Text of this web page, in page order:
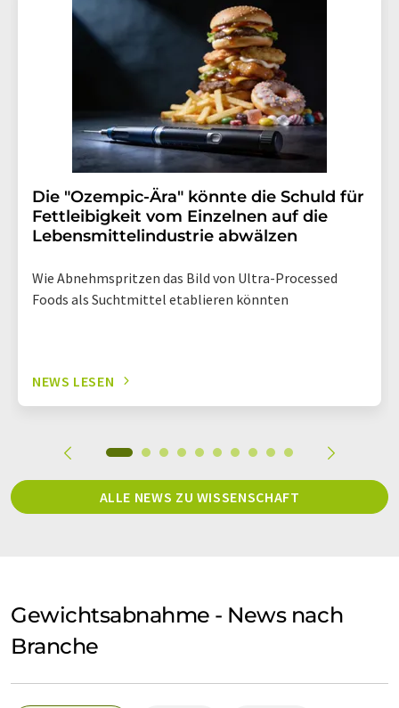
Die "Ozempic-Ära" könnte die Schuld für
Fettleibigkeit vom Einzelnen auf die
Lebensmittelindustrie abwälzen
Wie Abnehmspritzen das Bild von Ultra-Processed
Foods als Suchtmittel etablieren könnten
NEWS LESEN
ALLE NEWS ZU WISSENSCHAFT
Gewichtsabnahme - News nach
Branche